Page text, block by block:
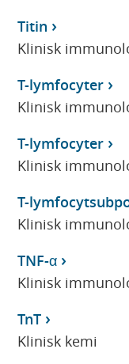
Titin
Klinisk
T-lymfocyter
Klinisk
T-lymfocyter
Klinisk
T-
Klinisk
TNF-α
Klinisk
TnT
Klinisk kemi